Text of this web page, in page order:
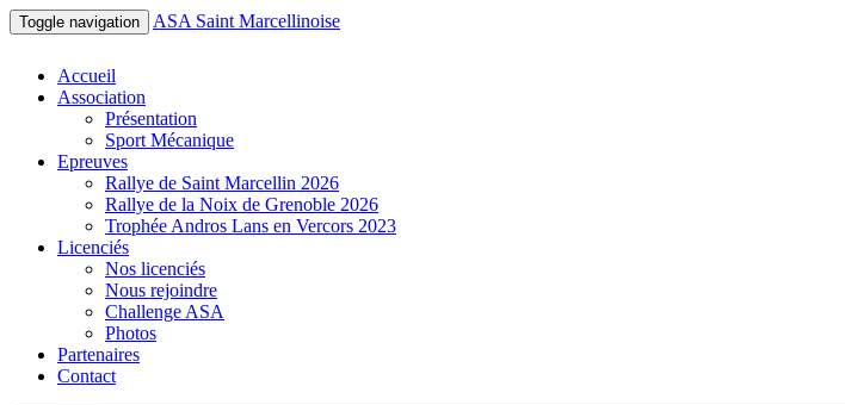
Toggle navigation ASA Saint Marcellinoise
Accueil
Association
Présentation
Sport Mécanique
Epreuves
Rallye de Saint Marcellin 2026
Rallye de la Noix de Grenoble 2026
Trophée Andros Lans en Vercors 2023
Licenciés
Nos licenciés
Nous rejoindre
Challenge ASA
Photos
Partenaires
Contact